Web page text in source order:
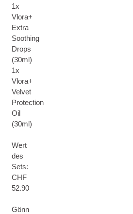
1x
Vlora+
Extra
Soothing
Drops
(30ml)
1x
Vlora+
Velvet
Protection
Oil
(30ml)
Wert
des
Sets:
CHF
52.90
Gönn